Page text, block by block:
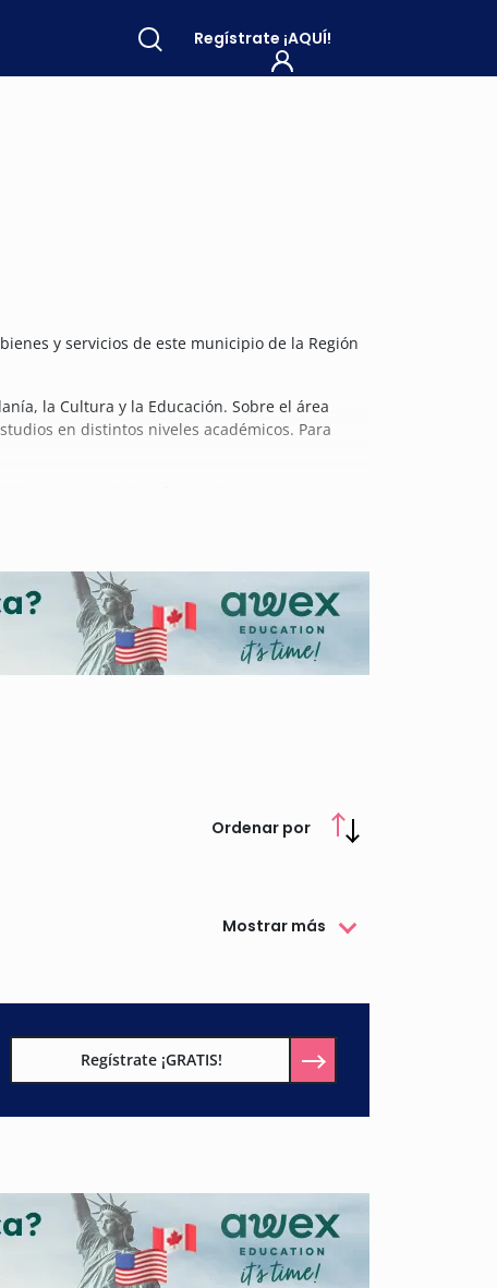
Regístrate ¡AQUÍ!
y servicios de este municipio de la Región
la Cultura y la Educación. Sobre el área
en distintos niveles académicos. Para
Ordenar por
Mostrar más
Regístrate ¡GRATIS!